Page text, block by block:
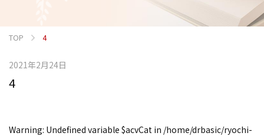
TOP 4
2021年2月24日
4
Warning: Undefined variable $acvCat in /home/drbasic/ryochi-